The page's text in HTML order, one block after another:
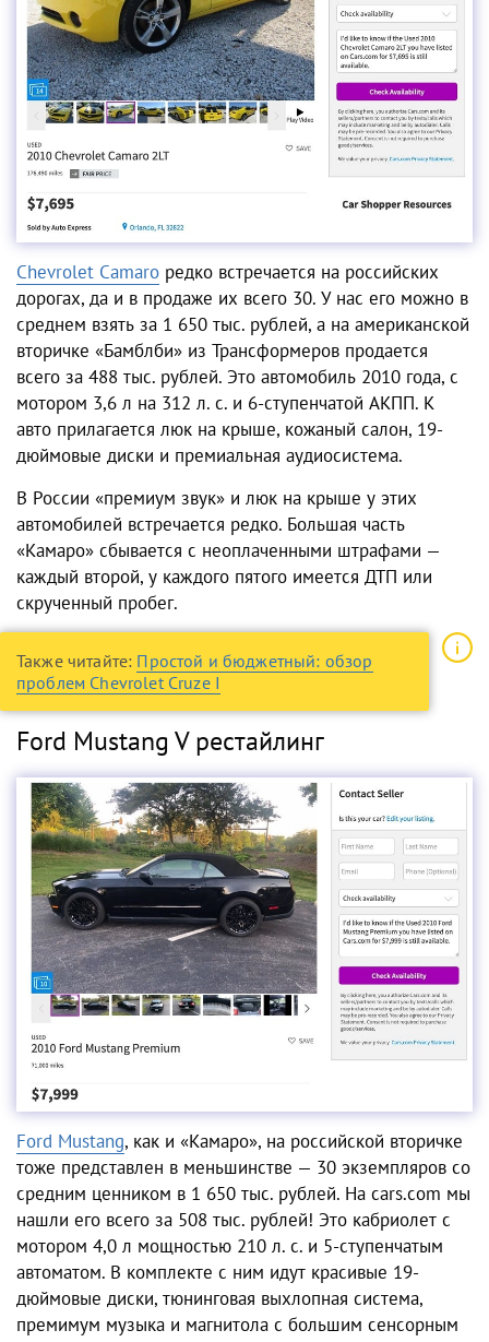
Chevrolet Camaro редко встречается на российских
дорогах, да и в продаже их всего 30. У нас его можно в
среднем взять за 1 650 тыс. рублей, а на американской
вторичке «Бамблби» из Трансформеров продается
всего за 488 тыс. рублей. Это автомобиль 2010 года, с
мотором 3,6 л на 312 л. с. и 6-ступенчатой АКПП. К
авто прилагается люк на крыше, кожаный салон, 19-
дюймовые диски и премиальная аудиосистема.
В России «премиум звук» и люк на крыше у этих
автомобилей встречается редко. Большая часть
«Камаро» сбывается с неоплаченными штрафами —
каждый второй, у каждого пятого имеется ДТП или
скрученный пробег.
Также читайте: Простой и бюджетный: обзор
проблем Chevrolet Cruze I
Ford Mustang V рестайлинг
Ford Mustang, как и «Камаро», на российской вторичке
тоже представлен в меньшинстве — 30 экземпляров со
средним ценником в 1 650 тыс. рублей. На cars.com мы
нашли его всего за 508 тыс. рублей! Это кабриолет с
мотором 4,0 л мощностью 210 л. с. и 5-ступенчатым
автоматом. В комплекте с ним идут красивые 19-
дюймовые диски, тюнинговая выхлопная система,
премимум музыка и магнитола с большим сенсорным